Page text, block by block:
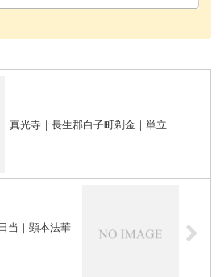
真光寺｜長生郡白子町剃金｜単立
当｜顕本法華